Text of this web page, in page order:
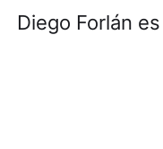
Diego Forlán